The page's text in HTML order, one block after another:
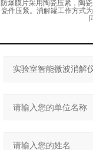
防爆膜片采用陶瓷压紧，陶
瓷件压紧。消解罐工作方式为